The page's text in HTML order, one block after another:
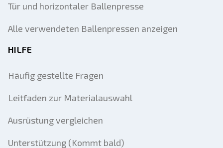
Tür und horizontaler Ballenpresse
Alle verwendeten Ballenpressen anzeigen
HILFE
Häufig gestellte Fragen
Leitfaden zur Materialauswahl
Ausrüstung vergleichen
Unterstützung (Kommt bald)